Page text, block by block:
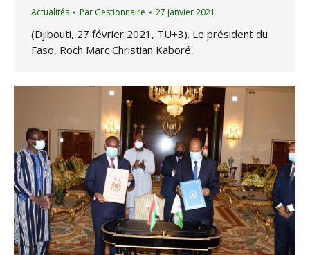
Actualités Par Gestionnaire 27 janvier 2021
(Djibouti, 27 février 2021, TU+3). Le président du
Faso, Roch Marc Christian Kaboré,